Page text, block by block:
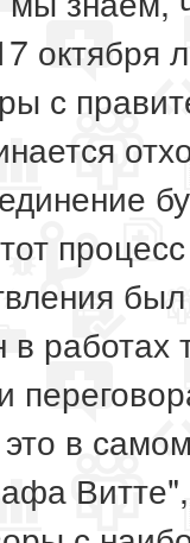
октября
с
работах
в